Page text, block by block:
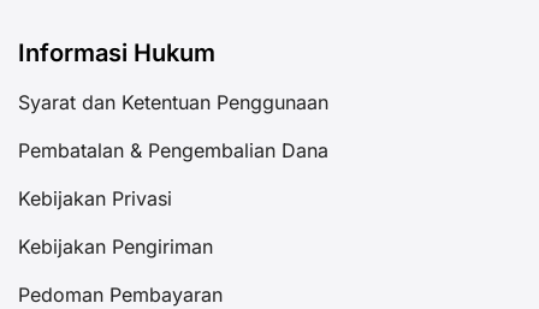
Informasi Hukum
Syarat dan Ketentuan Penggunaan
Pembatalan & Pengembalian Dana
Kebijakan Privasi
Kebijakan Pengiriman
Pedoman Pembayaran